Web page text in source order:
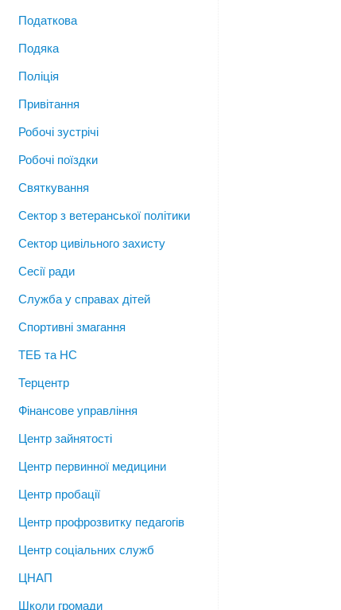
Податкова
Подяка
Поліція
Привітання
Робочі зустрічі
Робочі поїздки
Святкування
Сектор з ветеранської політики
Сектор цивільного захисту
Сесії ради
Служба у справах дітей
Спортивні змагання
ТЕБ та НС
Терцентр
Фінансове управління
Центр зайнятості
Центр первинної медицини
Центр пробації
Центр профрозвитку педагогів
Центр соціальних служб
ЦНАП
Школи громади